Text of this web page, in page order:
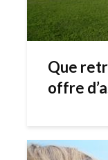
Que
offre